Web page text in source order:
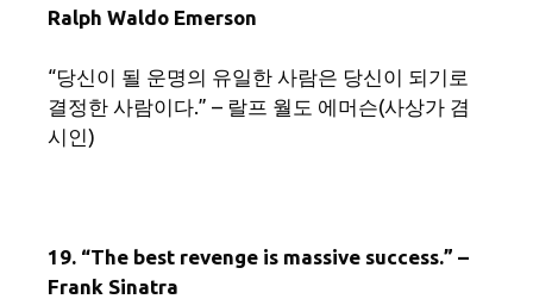
Ralph Waldo Emerson
“당신이 될 운명의 유일한 사람은 당신이 되기로
결정한 사람이다.” – 랄프 월도 에머슨(사상가 겸
시인)
19. “The best revenge is massive success.” –
Frank Sinatra